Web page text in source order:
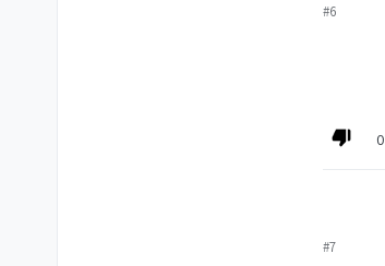
#6
0
#7